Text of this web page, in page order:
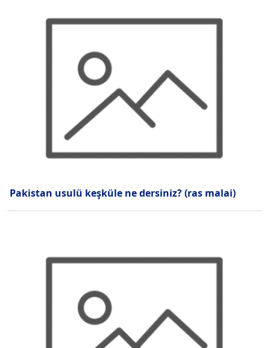
Pakistan usulü keşküle ne dersiniz? (ras malai)